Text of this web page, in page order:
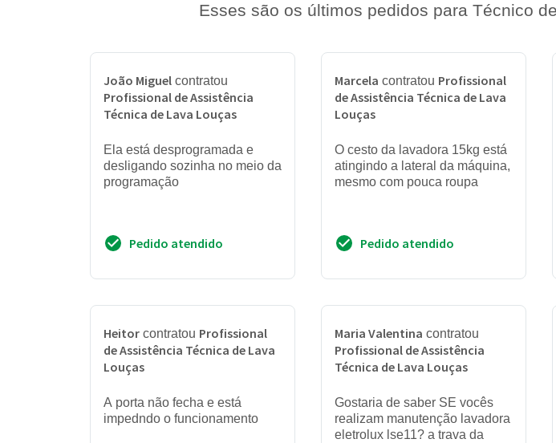
Esses são os últimos pedidos para Técnico
João Miguel contratou
Profissional de Assistência
Técnica de Lava Louças
Ela está desprogramada e
desligando sozinha no meio da
programação
Pedido atendido
Marcela contratou Profissional
de Assistência Técnica de Lava
Louças
O cesto da lavadora 15kg está
atingindo a lateral da máquina,
mesmo com pouca roupa
Pedido atendido
Heitor contratou Profissional
de Assistência Técnica de Lava
Louças
A porta não fecha e está
impedndo o funcionamento
Maria Valentina contratou
Profissional de Assistência
Técnica de Lava Louças
Gostaria de saber SE vocês
realizam manutenção lavadora
eletrolux lse11? a trava da